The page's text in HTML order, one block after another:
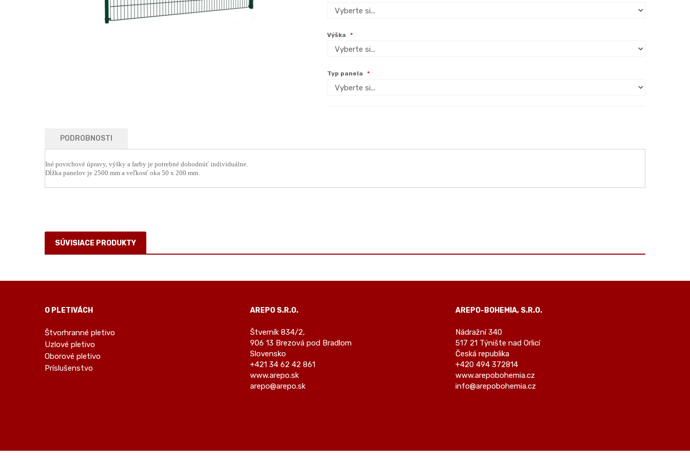
Výška
Typ panela
PODROBNOSTI
Iné povrchové úpravy, výšky a farby je potrebné dohodnúť individuálne.
Dĺžka panelov je 2500 mm a veľkosť oka 50 x 200 mm.
SÚVISIACE PRODUKTY
O PLETIVÁCH
Štvorhranné pletivo
Uzlové pletivo
Oborové pletivo
Príslušenstvo
AREPO S.R.O.
Štverník 834/2,
906 13 Brezová pod Bradlom
Slovensko
+421 34 62 42 861
www.arepo.sk
arepo@arepo.sk
AREPO-BOHEMIA, S.R.O.
Nádražní 340
517 21 Týnište nad Orlicí
Česká republika
+420 494 372814
www.arepobohemia.cz
info@arepobohemia.cz